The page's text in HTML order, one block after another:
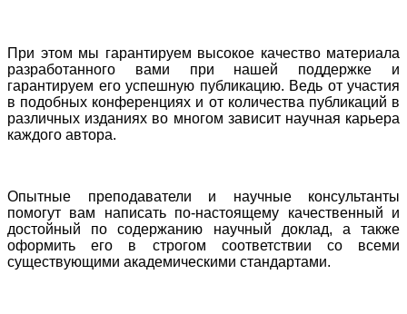
При этом мы гарантируем высокое качество материала
разработанного вами при нашей поддержке и
гарантируем его успешную публикацию. Ведь от участия
в подобных конференциях и от количества публикаций в
различных изданиях во многом зависит научная карьера
каждого автора.
Опытные преподаватели и научные консультанты
помогут вам написать по-настоящему качественный и
достойный по содержанию научный доклад, а также
оформить его в строгом соответствии со всеми
существующими академическими стандартами.